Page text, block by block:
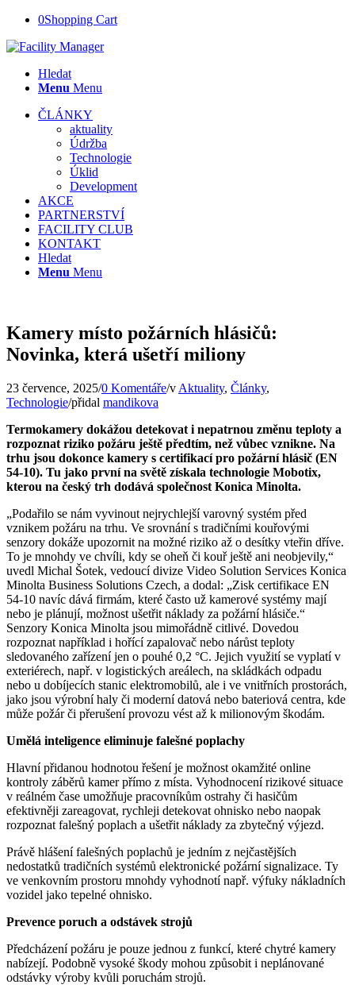
0Shopping Cart
Hledat
Menu Menu
ČLÁNKY
aktuality
Údržba
Technologie
Úklid
Development
AKCE
PARTNERSTVÍ
FACILITY CLUB
KONTAKT
Hledat
Menu Menu
Kamery místo požárních hlásičů:
Novinka, která ušetří miliony
23 července, 2025/0 Komentáře/v Aktuality, Články,
Technologie/přidal mandikova
Termokamery dokážou detekovat i nepatrnou změnu teploty a
rozpoznat riziko požáru ještě předtím, než vůbec vznikne. Na
trhu jsou dokonce kamery s certifikací pro požární hlásič (EN
54-10). Tu jako první na světě získala technologie Mobotix,
kterou na český trh dodává společnost Konica Minolta.
„Podařilo se nám vyvinout nejrychlejší varovný systém před
vznikem požáru na trhu. Ve srovnání s tradičními kouřovými
senzory dokáže upozornit na možné riziko až o desítky vteřin dříve.
To je mnohdy ve chvíli, kdy se oheň či kouř ještě ani neobjevily,“
uvedl Michal Šotek, vedoucí divize Video Solution Services Konica
Minolta Business Solutions Czech, a dodal: „Zisk certifikace EN
54-10 navíc dává firmám, které často už kamerové systémy mají
nebo je plánují, možnost ušetřit náklady za požární hlásiče.“
Senzory Konica Minolta jsou mimořádně citlivé. Dovedou
rozpoznat například i hořící zapalovač nebo nárůst teploty
sledovaného zařízení jen o pouhé 0,2 °C. Jejich využití se vyplatí v
exteriérech, např. v logistických areálech, na skládkách odpadu
nebo u dobíjecích stanic elektromobilů, ale i ve vnitřních prostorách,
jako jsou výrobní haly či moderní datová nebo bateriová centra, kde
může požár či přerušení provozu vést až k milionovým škodám.
Umělá inteligence eliminuje falešné poplachy
Hlavní přidanou hodnotou řešení je možnost okamžité online
kontroly záběrů kamer přímo z místa. Vyhodnocení rizikové situace
v reálném čase umožňuje pracovníkům ostrahy či hasičům
efektivněji zareagovat, rychleji detekovat ohnisko nebo naopak
rozpoznat falešný poplach a ušetřit náklady za zbytečný výjezd.
Právě hlášení falešných poplachů je jedním z nejčastějších
nedostatků tradičních systémů elektronické požární signalizace. Ty
ve venkovním prostoru mnohdy vyhodnotí např. výfuky nákladních
vozidel jako tepelné ohnisko.
Prevence poruch a odstávek strojů
Předcházení požáru je pouze jednou z funkcí, které chytré kamery
nabízejí. Podobně vysoké škody mohou způsobit i neplánované
odstávky výroby kvůli poruchám strojů.